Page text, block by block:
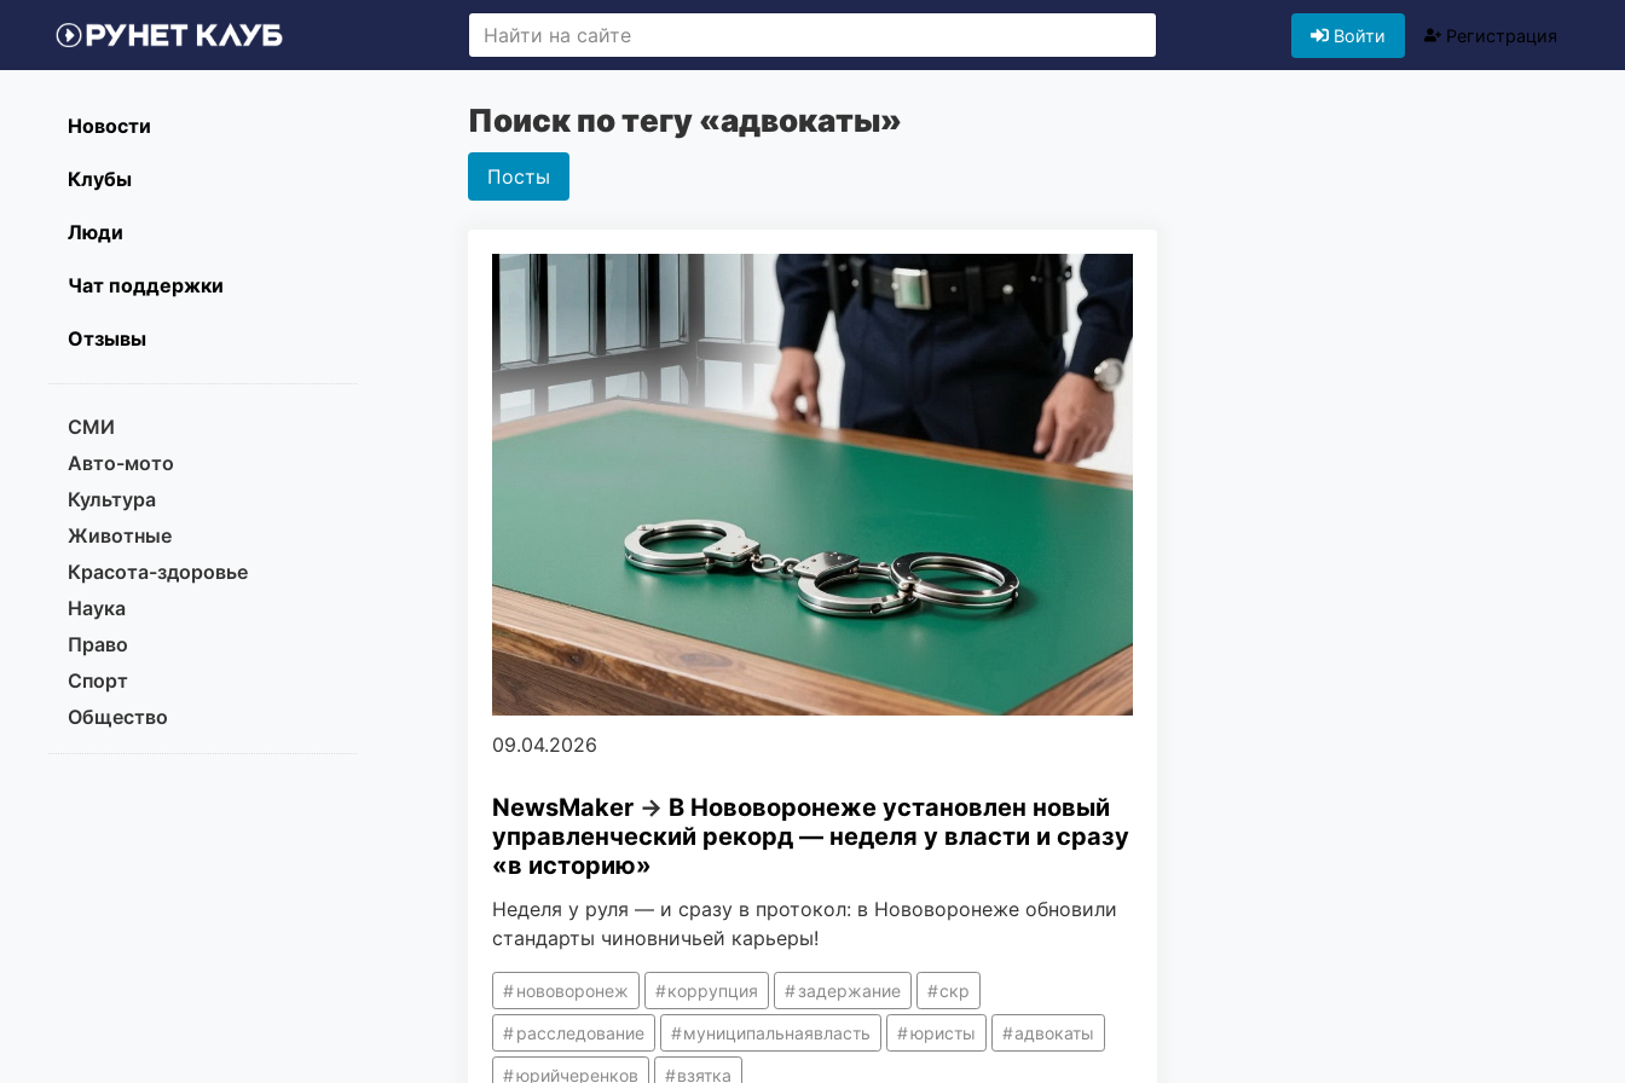
Войти Регистрация
Новости
Клубы
Люди
Чат поддержки
Отзывы
СМИ
Авто-мото
Культура
Животные
Красота-здоровье
Наука
Право
Спорт
Общество
Поиск по тегу «адвокаты»
Посты
09.04.2026
NewsMaker → В Нововоронеже установлен новый
управленческий рекорд — неделя у власти и сразу
«в историю»
Неделя у руля — и сразу в протокол: в Нововоронеже обновили
стандарты чиновничьей карьеры!
нововоронеж коррупция задержание скр
расследование муниципальнаявласть юристы адвокаты
юрийчеренков взятка